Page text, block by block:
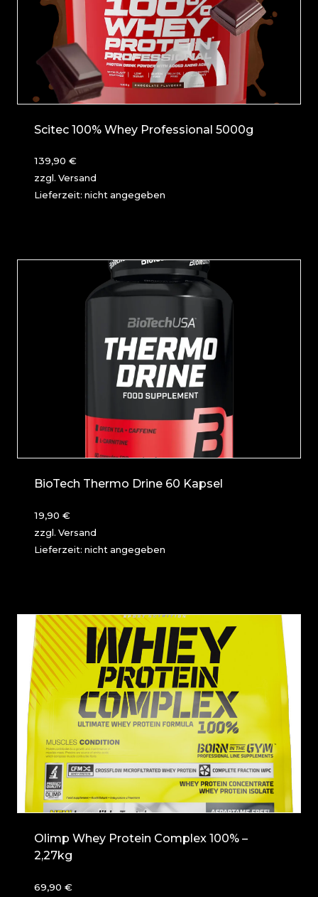
Scitec 100% Whey Professional 5000g
139,90 €
zzgl. Versand
Lieferzeit: nicht angegeben
BioTech Thermo Drine 60 Kapsel
19,90 €
zzgl. Versand
Lieferzeit: nicht angegeben
Olimp Whey Protein Complex 100% –
2,27kg
69,90 €